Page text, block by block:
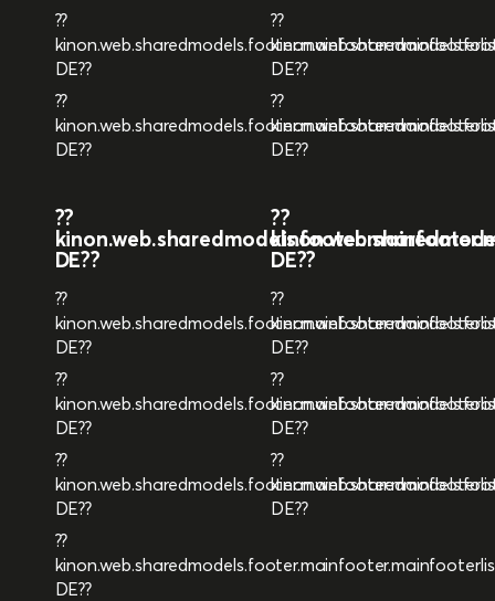
??
DE??
??
DE??
??
DE??
??
DE??
??
DE??
??
DE??
??
DE??
??
DE??
??
DE??
??
DE??
??
DE??
??
DE??
??
DE??